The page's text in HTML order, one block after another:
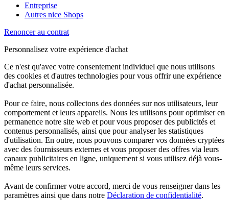
Entreprise
Autres nice Shops
Renoncer au contrat
Personnalisez votre expérience d'achat
Ce n'est qu'avec votre consentement individuel que nous utilisons
des cookies et d'autres technologies pour vous offrir une expérience
d'achat personnalisée.
Pour ce faire, nous collectons des données sur nos utilisateurs, leur
comportement et leurs appareils. Nous les utilisons pour optimiser en
permanence notre site web et pour vous proposer des publicités et
contenus personnalisés, ainsi que pour analyser les statistiques
d'utilisation. En outre, nous pouvons comparer vos données cryptées
avec des fournisseurs externes et vous proposer des offres via leurs
canaux publicitaires en ligne, uniquement si vous utilisez déjà vous-
même leurs services.
Avant de confirmer votre accord, merci de vous renseigner dans les
paramètres ainsi que dans notre Déclaration de confidentialité.